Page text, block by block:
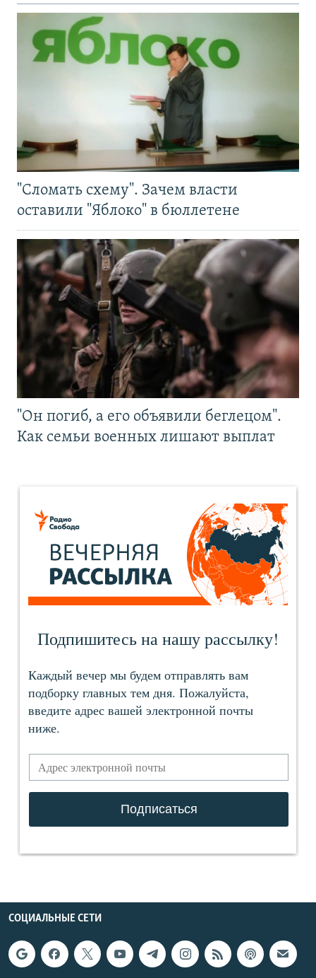
"Сломать схему". Зачем власти
оставили "Яблоко" в бюллетене
"Он погиб, а его объявили беглецом".
Как семьи военных лишают выплат
СОЦИАЛЬНЫЕ СЕТИ